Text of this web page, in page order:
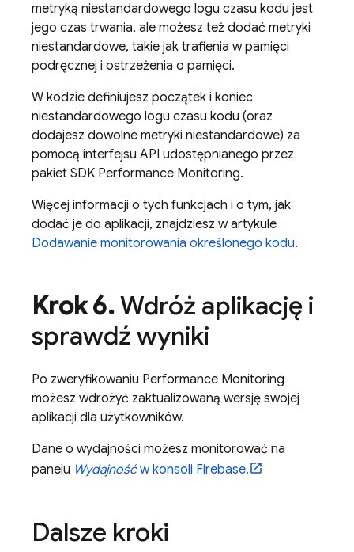
metryką niestandardowego logu czasu kodu jest
jego czas trwania, ale możesz też dodać metryki
niestandardowe, takie jak trafienia w pamięci
podręcznej i ostrzeżenia o pamięci.
W kodzie definiujesz początek i koniec
niestandardowego logu czasu kodu (oraz
dodajesz dowolne metryki niestandardowe) za
pomocą interfejsu API udostępnianego przez
pakiet SDK Performance Monitoring.
Więcej informacji o tych funkcjach i o tym, jak
dodać je do aplikacji, znajdziesz w artykule
Dodawanie monitorowania określonego kodu.
Krok 6.Wdróż aplikację i
sprawdź wyniki
Po zweryfikowaniu Performance Monitoring
możesz wdrożyć zaktualizowaną wersję swojej
aplikacji dla użytkowników.
Dane o wydajności możesz monitorować na
panelu Wydajnośćw konsoli Firebase.
Dalsze kroki